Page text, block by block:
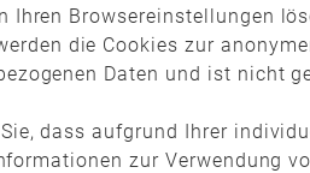
Browsereinstellungen
die Cookies zur
Daten und ist nicht
dass aufgrund Ihrer
zur Verwendung